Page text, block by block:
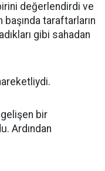
değerlendirdi ve
başında taraftarların
gibi sahadan
gelişen bir
Ardından